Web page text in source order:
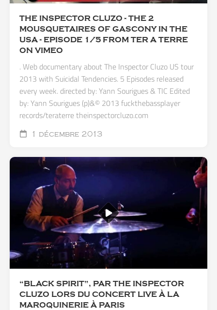
THE INSPECTOR CLUZO - THE 2
MOUSQUETAIRES OF GASCONY IN THE
USA - EPISODE 1/5 FROM TER A TERRE
ON VIMEO
. Web documentary about The Inspector Cluzo US tour
2013 with Suicidal Tendencies. 5 Episodes released
every week. directed by: Yann Sourigues & TIC Edited
by: Yann Sourigues (p)&© 2013 fuckthebassplayer
records/teraterre theinspectorcluzo.com
1 décembre 2013
“BLACK SPIRIT”, PAR THE INSPECTOR
CLUZO LORS DU CONCERT LIVE À LA
MAROQUINERIE À PARIS